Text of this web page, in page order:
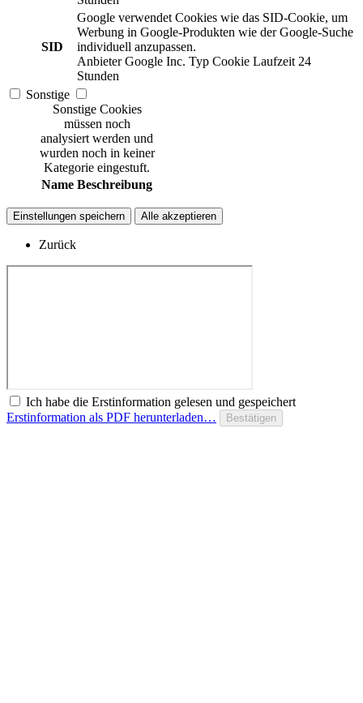
SID
Google verwendet Cookies wie das SID-Cookie, um
Werbung in Google-Produkten wie der Google-Suche
individuell anzupassen.
Anbieter Google Inc. Typ Cookie Laufzeit 24
Stunden
Sonstige
Sonstige Cookies
müssen noch
analysiert werden und
wurden noch in keiner
Kategorie eingestuft.
Name Beschreibung
Einstellungen speichern Alle akzeptieren
Zurück
Ich habe die Erstinformation gelesen und gespeichert
Erstinformation als PDF herunterladen…
Bestätigen